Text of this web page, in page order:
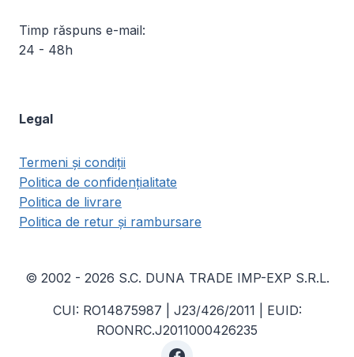
Timp răspuns e-mail:
24 - 48h
Legal
Termeni și condiții
Politica de confidențialitate
Politica de livrare
Politica de retur și rambursare
© 2002 - 2026 S.C. DUNA TRADE IMP-EXP S.R.L.
CUI: RO14875987 | J23/426/2011 | EUID:
ROONRC.J2011000426235